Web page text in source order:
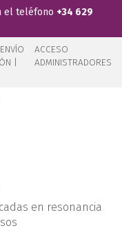
el teléfono +34 629
|
ACCESO
ADMINISTRADORES
en resonancia